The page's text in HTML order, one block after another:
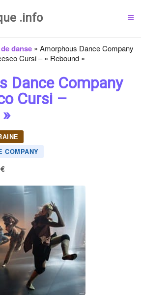
.info
danse » Amorphous Dance Company
Cursi – « Rebound »
Dance Company
Cursi –
COMPANY